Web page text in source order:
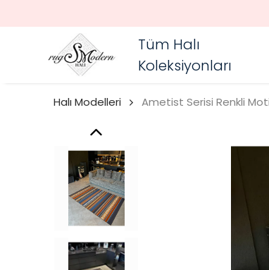
Tüm Halı
Koleksiyonları
Halı Modelleri Ametist Serisi Renkli